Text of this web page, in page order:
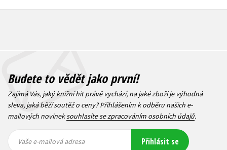
Budete to vědět jako první!
Zajímá Vás, jaký knižní hit právě vychází, na jaké zboží je výhodná
sleva, jaká běží soutěž o ceny? Přihlášením k odběru našich e-
mailových novineksouhlasíte se zpracováním osobních údajů.
mailová
mailová
Vaše e-mailová adresa Přihlásit se